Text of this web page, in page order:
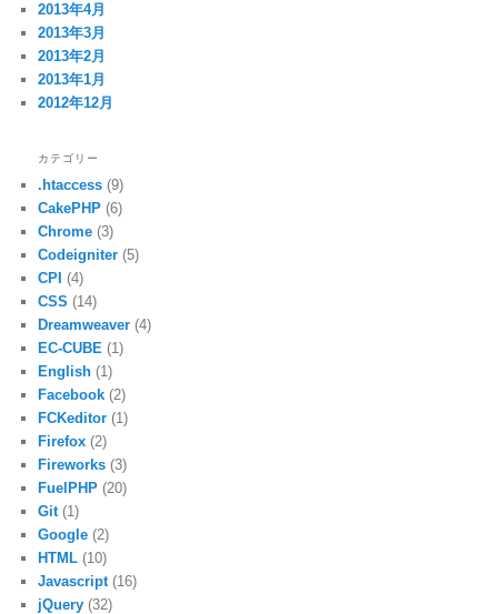
2013年4月
2013年3月
2013年2月
2013年1月
2012年12月
カテゴリー
.htaccess (9)
CakePHP (6)
Chrome (3)
Codeigniter (5)
CPI (4)
CSS (14)
Dreamweaver (4)
EC-CUBE (1)
English (1)
Facebook (2)
FCKeditor (1)
Firefox (2)
Fireworks (3)
FuelPHP (20)
Git (1)
Google (2)
HTML (10)
Javascript (16)
jQuery (32)